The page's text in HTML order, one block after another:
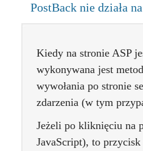
PostBack nie działa
Kiedy na stronie ASP
wykonywana jest
wywołania po stronie
zdarzenia (w tym
Jeżeli po kliknięciu na
JavaScript), to